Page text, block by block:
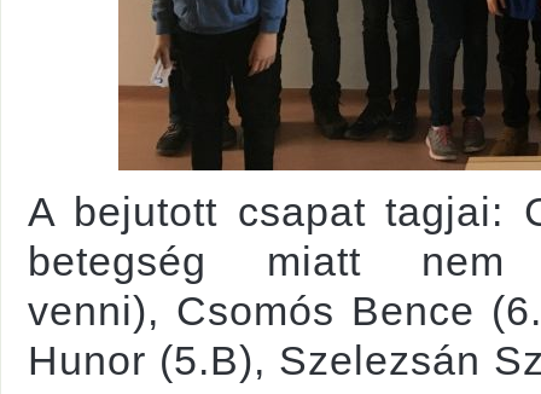
A bejutott csapat tagjai:
betegség miatt
venni), Csomós Bence
Hunor (5.B), Szelezsán